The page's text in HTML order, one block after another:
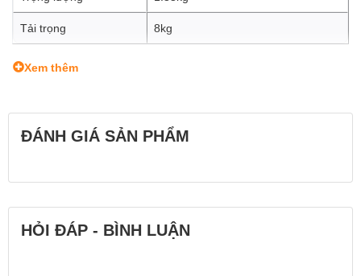
Tải trọng 8kg
Xem thêm
ĐÁNH GIÁ SẢN PHẨM
HỎI ĐÁP - BÌNH LUẬN